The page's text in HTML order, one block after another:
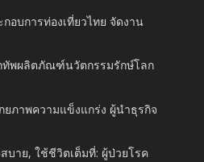
อบการท่องเที่ยวไทย จัดงาน
ทัพผลิตภัณฑ์นวัตกรรมรักษ์โลก
ยภาพความแข็งแกร่ง ผู้นำธุรกิจ
สบาย, ใช้ชีวิตเต็มที่: ผู้ป่วยโรค